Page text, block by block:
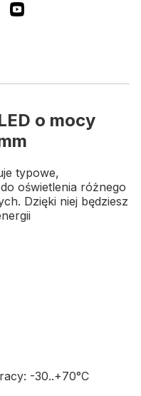
o mocy
typowe,
oświetlenia różnego
Dzięki niej będziesz
-30..+70°C